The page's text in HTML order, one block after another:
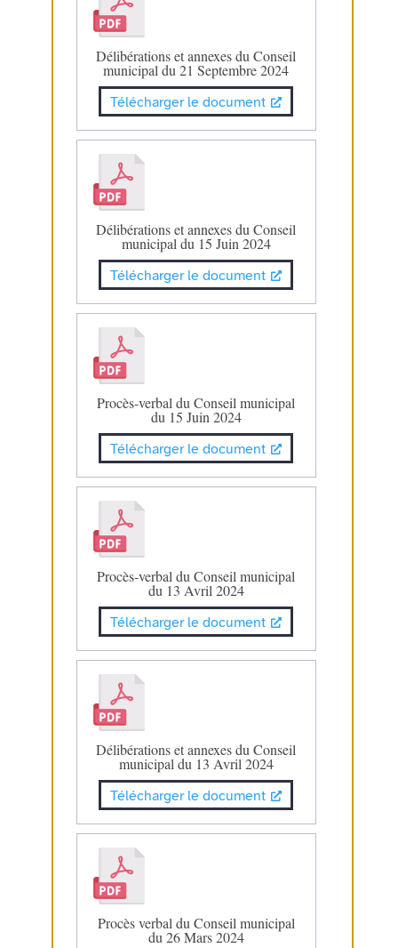
Délibérations et annexes du Conseil
municipal du 21 Septembre 2024
Télécharger le document
Délibérations et annexes du Conseil
municipal du 15 Juin 2024
Télécharger le document
Procès-verbal du Conseil municipal
du 15 Juin 2024
Télécharger le document
Procès-verbal du Conseil municipal
du 13 Avril 2024
Télécharger le document
Délibérations et annexes du Conseil
municipal du 13 Avril 2024
Télécharger le document
Procès verbal du Conseil municipal
du 26 Mars 2024